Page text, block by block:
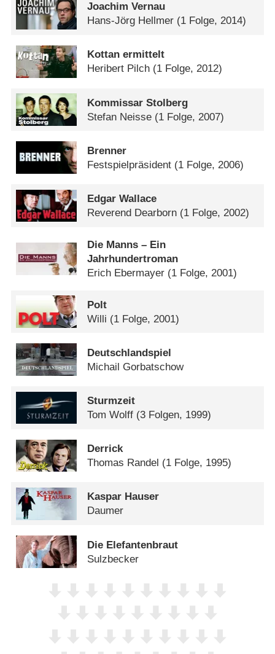
Joachim Vernau
Hans-Jörg Hellmer (1 Folge, 2014)
Kottan ermittelt
Heribert Pilch (1 Folge, 2012)
Kommissar Stolberg
Stefan Neisse (1 Folge, 2007)
Brenner
Festspielpräsident (1 Folge, 2006)
Edgar Wallace
Reverend Dearborn (1 Folge, 2002)
Die Manns – Ein
Jahrhundertroman
Erich Ebermayer (1 Folge, 2001)
Polt
Willi (1 Folge, 2001)
Deutschlandspiel
Michail Gorbatschow
Sturmzeit
Tom Wolff (3 Folgen, 1999)
Derrick
Thomas Randel (1 Folge, 1995)
Kaspar Hauser
Daumer
Die Elefantenbraut
Sulzbecker